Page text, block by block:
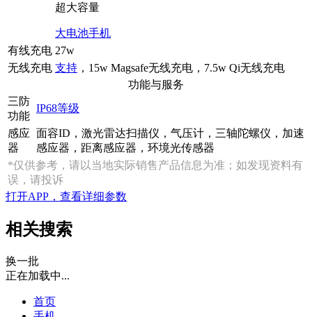
超大容量
大电池手机
有线充电 27w
无线充电 支持 ，15w Magsafe无线充电，7.5w Qi无线充电
功能与服务
三防
功能
IP68等级
感应
器
面容ID，激光雷达扫描仪，气压计，三轴陀螺仪，加速
感应器，距离感应器，环境光传感器
*仅供参考，请以当地实际销售产品信息为准；如发现资料有
误，请投诉
打开APP，查看详细参数
相关搜索
换一批
正在加载中...
首页